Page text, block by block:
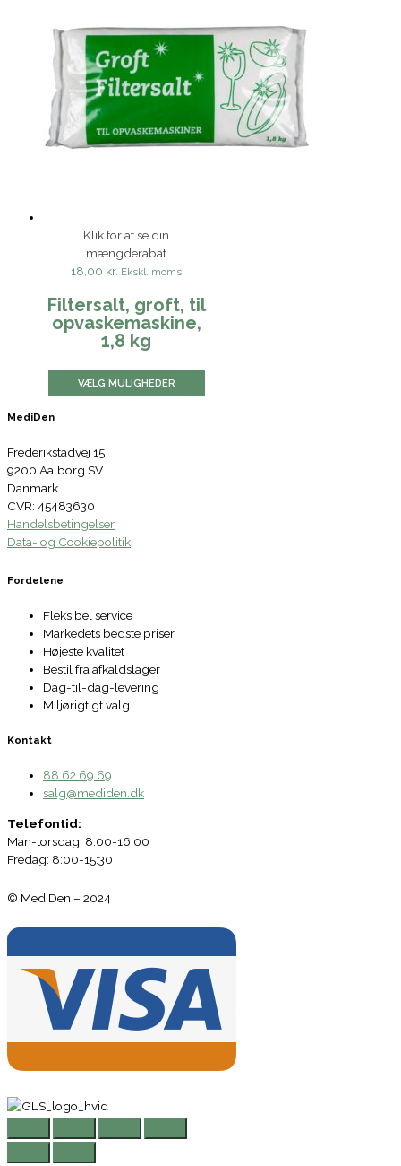
Klik for at se din
mængderabat
18,00 kr. Ekskl. moms
Filtersalt, groft, til
opvaskemaskine,
1,8 kg
VÆLG MULIGHEDER
MediDen
Frederikstadvej 15
9200 Aalborg SV
Danmark
CVR: 45483630
Handelsbetingelser
Data- og Cookiepolitik
Fordelene
Fleksibel service
Markedets bedste priser
Højeste kvalitet
Bestil fra afkaldslager
Dag-til-dag-levering
Miljørigtigt valg
Kontakt
88 62 69 69
salg@mediden.dk
Telefontid:
Man-torsdag: 8:00-16:00
Fredag: 8:00-15:30
© MediDen – 2024